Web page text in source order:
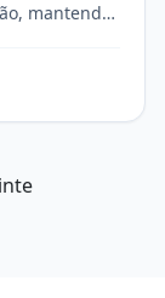
mantendo